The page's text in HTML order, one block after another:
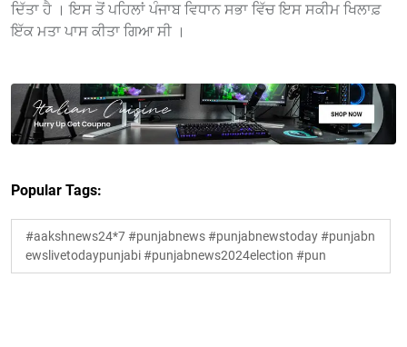
ਦਿੱਤਾ ਹੈ । ਇਸ ਤੋਂ ਪਹਿਲਾਂ ਪੰਜਾਬ ਵਿਧਾਨ ਸਭਾ ਵਿੱਚ ਇਸ ਸਕੀਮ ਖਿਲਾਫ਼
ਇੱਕ ਮਤਾ ਪਾਸ ਕੀਤਾ ਗਿਆ ਸੀ ।
Popular Tags:
#aakshnews24*7 #punjabnews #punjabnewstoday #punjabn
ewslivetodaypunjabi #punjabnews2024election #pun